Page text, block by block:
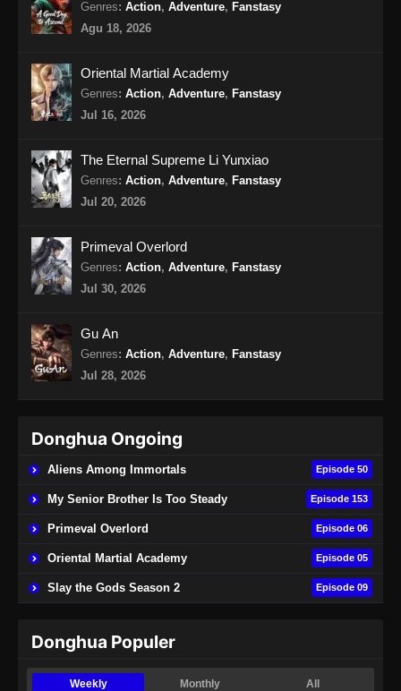
Genres: Action, Adventure, Fanstasy
Agu 18, 2026
Oriental Martial Academy
Genres: Action, Adventure, Fanstasy
Jul 16, 2026
The Eternal Supreme Li Yunxiao
Genres: Action, Adventure, Fanstasy
Jul 20, 2026
Primeval Overlord
Genres: Action, Adventure, Fanstasy
Jul 30, 2026
Gu An
Genres: Action, Adventure, Fanstasy
Jul 28, 2026
Donghua Ongoing
Aliens Among Immortals Episode 50
My Senior Brother Is Too Steady Episode 153
Primeval Overlord Episode 06
Oriental Martial Academy Episode 05
Slay the Gods Season 2 Episode 09
Donghua Populer
Weekly Monthly All